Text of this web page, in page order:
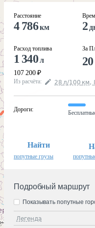
Расстояние
4 786км
Расход топлива
1 340л
107 200 ₽
2
За
Из расчёта: 28 л/100 км,
Дороги:
Найти
попутные грузы
Подробный маршрут
Легенда
Показывать попутные